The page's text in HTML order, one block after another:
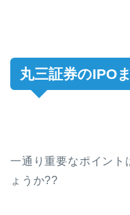
丸三証券のIPO
一通り重要なポイント
ょうか??